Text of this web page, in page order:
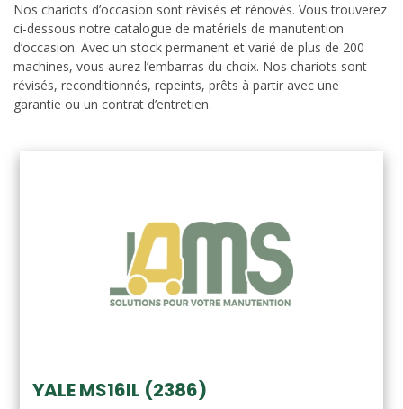
Nos chariots d’occasion sont révisés et rénovés. Vous trouverez
ci-dessous notre catalogue de matériels de manutention
d’occasion. Avec un stock permanent et varié de plus de 200
machines, vous aurez l’embarras du choix. Nos chariots sont
révisés, reconditionnés, repeints, prêts à partir avec une
garantie ou un contrat d’entretien.
YALE MS16IL (2386)